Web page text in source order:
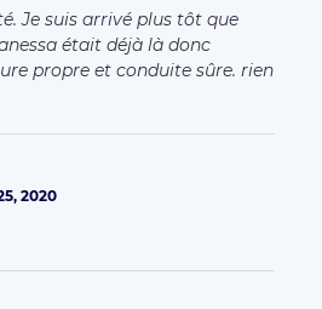
2019
???a très vite je vous la
personnes / personnes
conduite agréable
soir je peut vous dire que
propre conductrice
! Le jour où j ai besoin de le